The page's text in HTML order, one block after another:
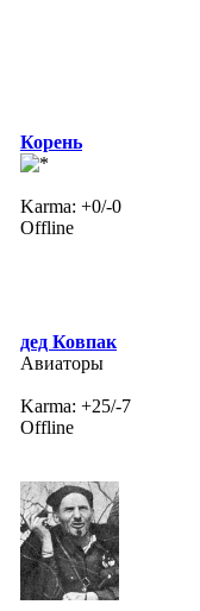
Корень
Karma: +0/-0
Offline
дед Ковпак
Авиаторы
Karma: +25/-7
Offline